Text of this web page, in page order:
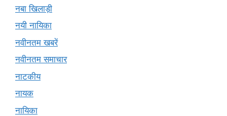
नबा खिलाड़ी
नयी नायिका
नवीनतम खबरें
नवीनतम समाचार
नाटकीय
नायक
नायिका